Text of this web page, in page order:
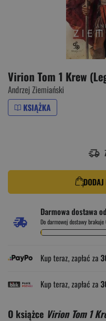
Virion Tom 1 Krew
Andrzej Ziemiański
KSIĄŻKA
Darmowa dostawa
Do darmowej dostawy brakuje
Kup teraz, zapłać za
Kup teraz, zapłać za
O książce Virion Tom 1